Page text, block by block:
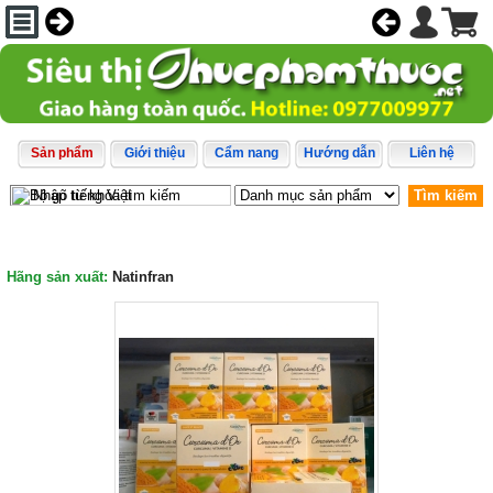
Sản phẩm Giới thiệu Cẩm nang Hướng dẫn Liên hệ
Tìm kiếm
Hãng sản xuất: Natinfran